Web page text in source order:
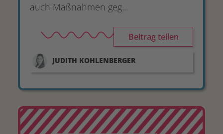
auch Maßnahmen geg...
Beitrag teilen
JUDITH KOHLENBERGER